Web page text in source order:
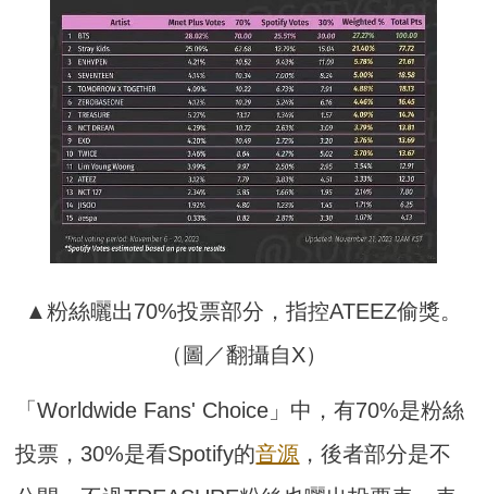
▲粉絲曬出70%投票部分，指控ATEEZ偷獎。
（圖／翻攝自X）
「Worldwide Fans' Choice」中，有70%是粉絲
投票，30%是看Spotify的音源 ，後者部分是不